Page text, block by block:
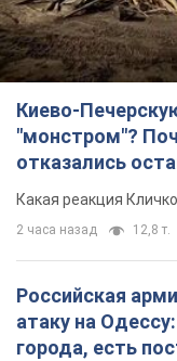
Киево-
"монстром"?
отказались
небоскреба
Какая реакция
2 часа назад 12,8 т.
Российская
атаку на
города, есть